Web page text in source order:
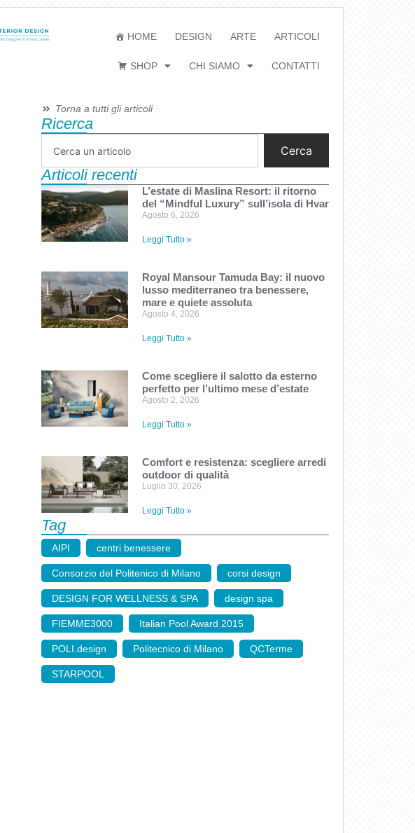
HOME DESIGN ARTE ARTICOLI
SHOP CHI SIAMO CONTATTI
Torna a tutti gli articoli
Ricerca
Cerca
Articoli recenti
L’estate di Maslina Resort: il ritorno
del “Mindful Luxury” sull’isola di Hvar
Agosto 6, 2026
Leggi Tutto »
Royal Mansour Tamuda Bay: il nuovo
lusso mediterraneo tra benessere,
mare e quiete assoluta
Agosto 4, 2026
Leggi Tutto »
Come scegliere il salotto da esterno
perfetto per l’ultimo mese d’estate
Agosto 2, 2026
Leggi Tutto »
Comfort e resistenza: scegliere arredi
outdoor di qualità
Luglio 30, 2026
Leggi Tutto »
Tag
AIPI centri benessere
Consorzio del Politenico di Milano corsi design
DESIGN FOR WELLNESS & SPA design spa
FIEMME3000 Italian Pool Award 2015
POLI.design Politecnico di Milano QCTerme
STARPOOL